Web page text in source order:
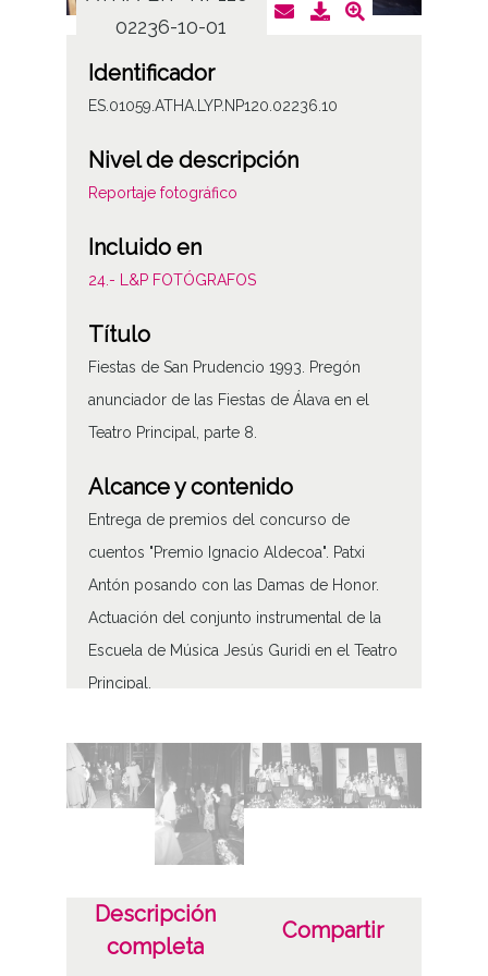
02236-10-01
Identificador
ES.01059.ATHA.LYP.NP120.02236.10
Nivel de descripción
Reportaje fotográfico
Incluido en
24.- L&P FOTÓGRAFOS
Título
Fiestas de San Prudencio 1993. Pregón
anunciador de las Fiestas de Álava en el
Teatro Principal, parte 8.
Alcance y contenido
Entrega de premios del concurso de
cuentos "Premio Ignacio Aldecoa". Patxi
Antón posando con las Damas de Honor.
Actuación del conjunto instrumental de la
Escuela de Música Jesús Guridi en el Teatro
Principal.
Volumen
20 imágenes
Tipo de contenido
Fotográfico
Fecha
19930400
Descripción
completa
Compartir